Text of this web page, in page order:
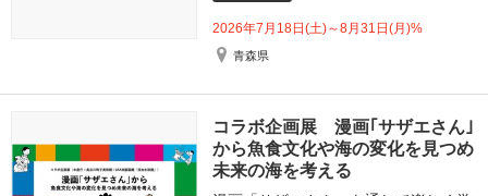
2026年7月18日(土)～8月31日(月)%
青森県
コラボ企画展 漫画｢サザエさん｣
から魚食文化や海の変化を見つめ
未来の海を考える